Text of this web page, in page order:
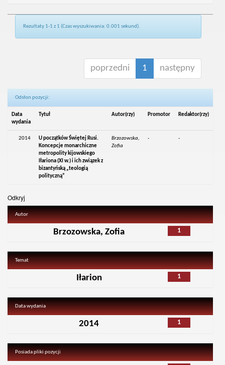
Rezultaty 1-1 z 1 (Czas wyszukiwania: 0.001 sekund).
poprzedni 1 następny
Odsłon pozycji:
Data
wydania
Tytuł Autor(rzy) Promotor Redaktor(rzy)
2014
U początków Świętej Rusi.
Koncepcje monarchiczne
metropolity kijowskiego
Iłariona (XI w.) i ich związek z
bizantyńską „teologią
polityczną”
Brzozowska,
Zofia
- -
Odkryj
Autor
1
Brzozowska, Zofia
Temat
1
Iłarion
Data wydania
1
2014
Posiada pliki pozycji